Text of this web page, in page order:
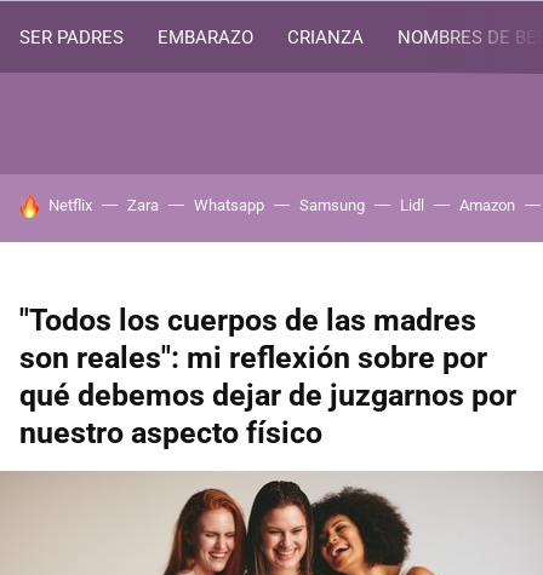
SER PADRES EMBARAZO CRIANZA NOMBRES DE
HOY SE HABLA DE
Netflix Zara Whatsapp Samsung Lidl Amazon
"Todos los cuerpos de las madres
son reales": mi reflexión sobre por
qué debemos dejar de juzgarnos por
nuestro aspecto físico